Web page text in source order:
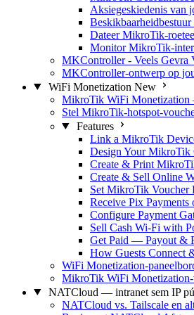
Aksiegeskiedenis van
Dateer MikroTik-
Monitor MikroTik-
MKController - Veels Gevra
MKController-ontwerp op
WiFi Monetization New
MikroTik WiFi
Stel MikroTik-hotspot-
Features
Link a MikroTik
Design Your MikroTik
Create & Print
Create & Sell Online
Set MikroTik Voucher
Receive Pix Payments
Configure Payment
Sell Cash Wi-Fi with
Get Paid — Payout &
How Guests Connect
WiFi Monetization-
MikroTik WiFi Monetization-
NATCloud — intranet sem IP
NATCloud vs. Tailscale en